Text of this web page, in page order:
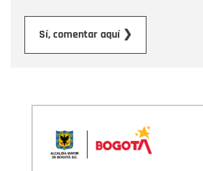
Sí, comentar aquí ❯